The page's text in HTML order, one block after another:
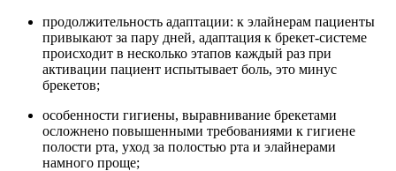
продолжительность адаптации: к элайнерам пациенты
привыкают за пару дней, адаптация к брекет-системе
происходит в несколько этапов каждый раз при
активации пациент испытывает боль, это минус
брекетов;
особенности гигиены, выравнивание брекетами
осложнено повышенными требованиями к гигиене
полости рта, уход за полостью рта и элайнерами
намного проще;